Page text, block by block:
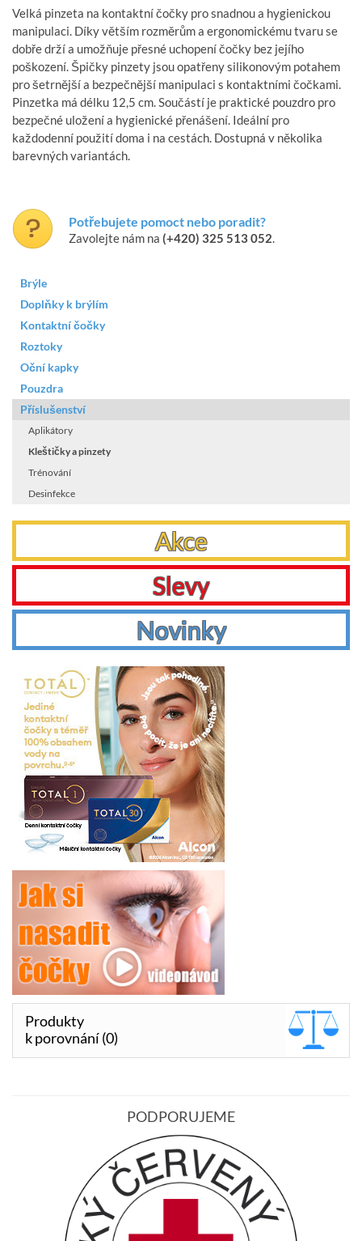
Velká pinzeta na kontaktní čočky pro snadnou a hygienickou
manipulaci. Díky větším rozměrům a ergonomickému tvaru se
dobře drží a umožňuje přesné uchopení čočky bez jejího
poškození. Špičky pinzety jsou opatřeny silikonovým potahem
pro šetrnější a bezpečnější manipulaci s kontaktními čočkami.
Pinzetka má délku 12,5 cm. Součástí je praktické pouzdro pro
bezpečné uložení a hygienické přenášení. Ideální pro
každodenní použití doma i na cestách. Dostupná v několika
barevných variantách.
Potřebujete pomoct nebo poradit?
Zavolejte nám na (+420) 325 513 052.
Brýle
Doplňky k brýlím
Kontaktní čočky
Roztoky
Oční kapky
Pouzdra
Příslušenství
Aplikátory
Kleštičky a pinzety
Trénování
Desinfekce
Akce
Slevy
Novinky
Produkty
k porovnání (0)
PODPORUJEME